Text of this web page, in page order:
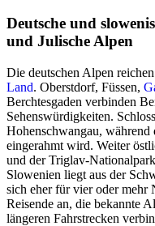
Deutsche und
und Julische Alpen
Die deutschen Alpen
Land. Oberstdorf, Füssen,
Berchtesgaden verbinden
Sehenswürdigkeiten.
Hohenschwangau, während
eingerahmt wird. Weiter
und der Triglav-
Slowenien liegt aus der
sich eher für vier oder mehr
Reisende an, die bekannte
längeren Fahrstrecken